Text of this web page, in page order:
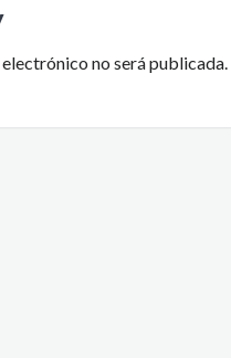
no será publicada.